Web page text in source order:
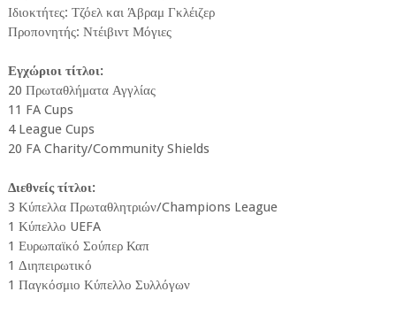
Ιδιοκτήτες: Τζόελ και Άβραμ Γκλέιζερ
Προπονητής: Ντέιβιντ Μόγιες
Εγχώριοι τίτλοι:
20 Πρωταθλήματα Αγγλίας
11 FA Cups
4 League Cups
20 FA Charity/Community Shields
Διεθνείς τίτλοι:
3 Κύπελλα Πρωταθλητριών/Champions League
1 Κύπελλο UEFA
1 Ευρωπαϊκό Σούπερ Καπ
1 Διηπειρωτικό
1 Παγκόσμιο Κύπελλο Συλλόγων